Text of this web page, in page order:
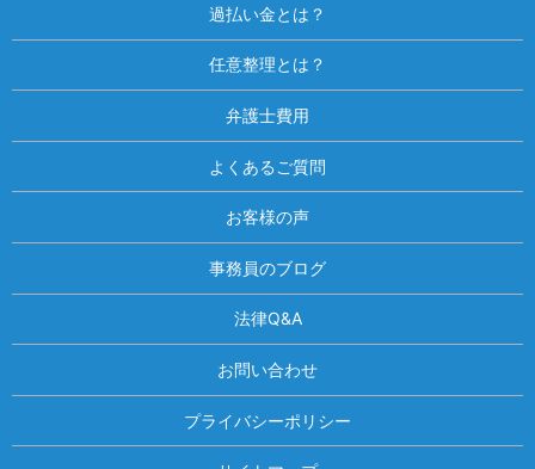
過払い金とは？
任意整理とは？
弁護士費用
よくあるご質問
お客様の声
事務員のブログ
法律Q&A
お問い合わせ
プライバシーポリシー